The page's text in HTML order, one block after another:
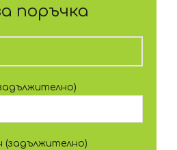
поръчка
(задължително)